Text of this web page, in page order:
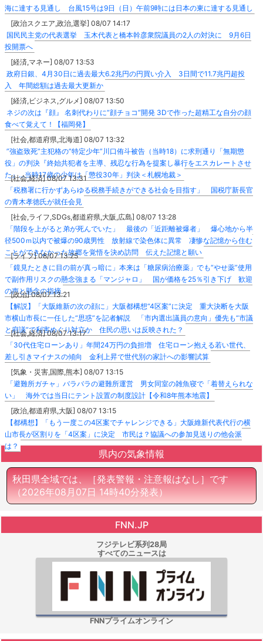
海に達する見通し 台風15号は9日（日）午前9時には日本の東に達する見通し
[政治スクエア,政治,選挙] 08/07 14:17
国民民主党の代表選挙 玉木代表と橋本幹彦衆院議員の2人の対決に 9月6日
投開票へ
[経済,マネー] 08/07 13:53
政府日銀、4月30日に過去最大6.2兆円の円買い介入 3日間で11.7兆円超投
入 年間総額は過去最大更新か
[経済,ビジネス,グルメ] 08/07 13:50
ネジの次は『顔』 名刺代わりに“顔チョコ”開発 3Dで作った超精工な自分の顔
食べて覚えて！【福岡発】
[社会,都道府県,北海道] 08/07 13:32
”強盗致死”主犯格の”特定少年”川口侑斗被告（当時18）に求刑通り「無期懲
役」の判決『終始共犯者を主導、残忍な行為を提案し暴行をエスカレートさせ
た』…当時17歳の少年は「懲役30年」判決＜札幌地裁＞
[社会,経済] 08/07 13:31
「税務署に行かずあらゆる税務手続きができる社会を目指す」 国税庁新長官
の青木孝徳氏が就任会見
[社会,ライフ,SDGs,都道府県,大阪,広島] 08/07 13:28
「階段を上がると弟が死んでいた」 最後の「近距離被爆者」 爆心地から半
径500ｍ以内で被爆の90歳男性 放射線で染色体に異常 凄惨な記憶から住む
ことができなかった故郷を覚悟を決め訪問 伝えた記憶と願い
[ライフ] 08/07 13:25
「鏡見たときに目の前が真っ暗に」本来は「糖尿病治療薬」でも“やせ薬”使用
で副作用リスクの懸念強まる「マンジャロ」 国が価格を25％引き下げ 歓迎
の声と懸念の指摘
[政治] 08/07 13:21
【解説】「大阪維新の次の顔に」大阪都構想“4区案”に決定 重大決断を大阪
市横山市長に一任した“思惑”を記者解説 「市内選出議員の意向」優先も“市議
と府議”で利害めぐり対立か 住民の思いは反映された？
[社会,経済] 08/07 13:17
「30代住宅ローンあり」年間24万円の負担増 住宅ローン抱える若い世代、
差し引きマイナスの傾向 金利上昇で世代別の家計への影響試算
[気象・災害,国際,熊本] 08/07 13:15
「避難所ガチャ」バラバラの避難所運営 男女同室の雑魚寝で「着替えられな
い」 海外では当日にテント設置の制度設計【令和8年熊本地震】
[政治,都道府県,大阪] 08/07 13:15
【都構想】「もう一度この4区案でチャレンジできる」大阪維新代表代行の横
山市長が区割りを「4区案」に決定 市民は？協議への参加見送りの他会派
は？
県内の気象情報
秋田県全域では、［発表警報・注意報はなし］です
（2026年08月07日 14時40分発表）
FNN.JP
フジテレビ系列28局
すべてのニュースは
FNNプライムオンライン